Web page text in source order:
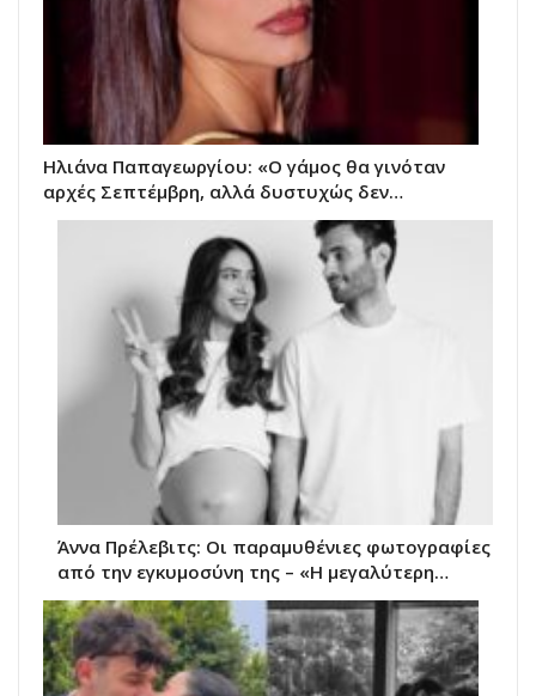
Ηλιάνα Παπαγεωργίου: «Ο γάμος θα γινόταν
αρχές Σεπτέμβρη, αλλά δυστυχώς δεν…
Άννα Πρέλεβιτς: Οι παραμυθένιες φωτογραφίες
από την εγκυμοσύνη της – «Η μεγαλύτερη…